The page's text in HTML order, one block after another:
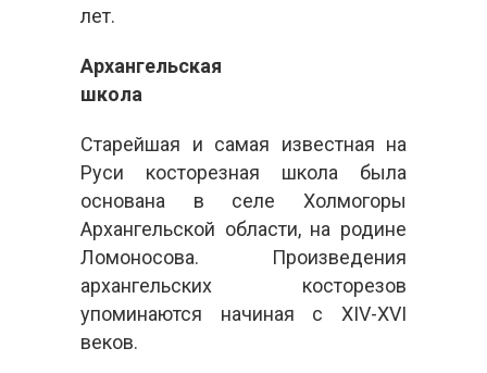
лет.
Архангельская
школа
Старейшая и самая известная на
Руси косторезная школа была
основана в селе Холмогоры
Архангельской области, на родине
Ломоносова. Произведения
архангельских косторезов
упоминаются начиная с XIV-XVI
веков.